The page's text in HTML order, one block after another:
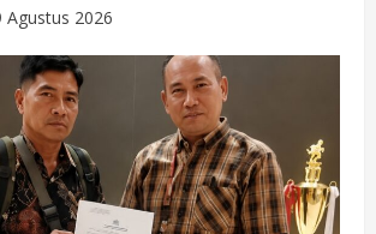
Agustus 2026